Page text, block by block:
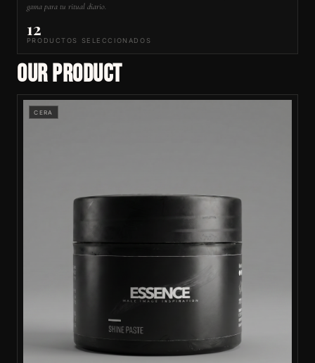
gama para tu ritual diario.
12
PRODUCTOS SELECCIONADOS
OUR PRODUCT
CERA